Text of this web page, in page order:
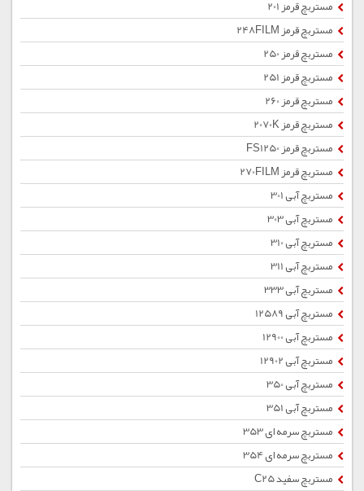
مستربچ قرمز 201
مستربچ قرمز 248FILM
مستربچ قرمز 250
مستربچ قرمز 251
مستربچ قرمز 260
مستربچ قرمز 2070K
مستربچ قرمز FS1250
مستربچ قرمز 270FILM
مستربچ آبی 301
مستربچ آبی 303
مستربچ آبی 310
مستربچ آبی 311
مستربچ آبی 333
مستربچ آبی 12589
مستربچ آبی 12900
مستربچ آبی 12902
مستربچ آبی 350
مستربچ آبی 351
مستربچ سرمه ای 353
مستربچ سرمه ای 354
مستربچ سفید C25